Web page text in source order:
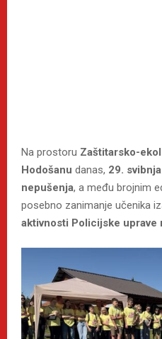
Na prostoru Zaštitarsko-
Hodošanu danas, 29. svibnja
nepušenja, a među brojnim
posebno zanimanje učenika
aktivnosti Policijske uprave